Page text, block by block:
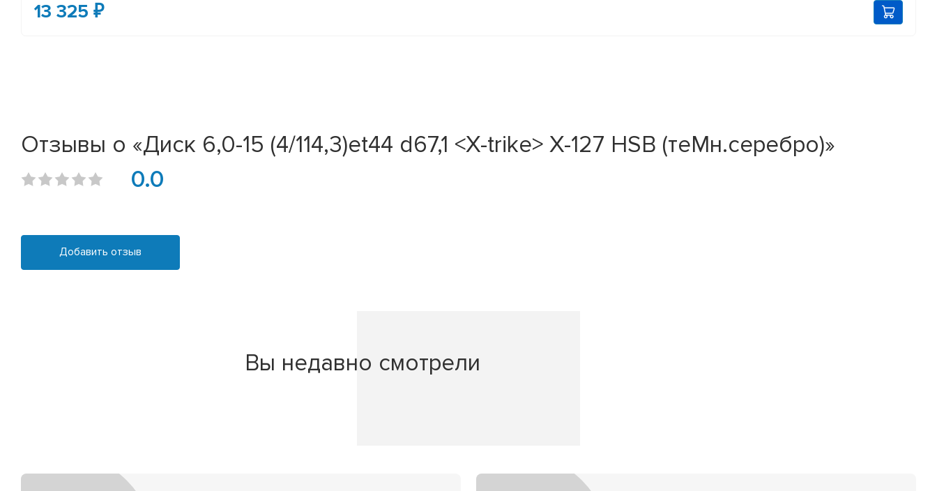
13 325 ₽
Отзывы о «Диск 6,0-15 (4/114,3)et44 d67,1 <X-trike> X-127 HSB (теMн.серебро)»
0.0
Добавить отзыв
Вы недавно смотрели